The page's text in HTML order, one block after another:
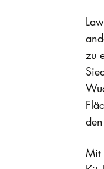
zu
Mit